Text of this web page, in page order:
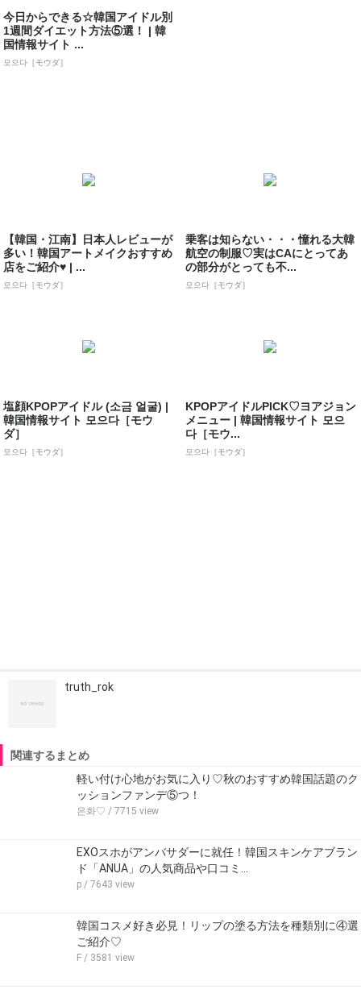
今日からできる☆韓国アイドル別
1週間ダイエット方法⑤選！ | 韓
国情報サイト ...
모으다［モウダ］
【韓国・江南】日本人レビューが
多い！韓国アートメイクおすすめ
店をご紹介♥ | ...
모으다［モウダ］
乗客は知らない・・・憧れる大韓
航空の制服♡実はCAにとってあ
の部分がとっても不...
모으다［モウダ］
塩顔KPOPアイドル (소금 얼굴) |
韓国情報サイト 모으다［モウ
ダ］
모으다［モウダ］
KPOPアイドルPICK♡ヨアジョン
メニュー | 韓国情報サイト 모으
다［モウ...
모으다［モウダ］
truth_rok
関連するまとめ
軽い付け心地がお気に入り♡秋のおすすめ韓国話題のク
ッションファンデ⑤つ！
은화♡ / 7715 view
EXOスホがアンバサダーに就任！韓国スキンケアブラン
ド「ANUA」の人気商品や口コミ…
p / 7643 view
韓国コスメ好き必見！リップの塗る方法を種類別に④選
ご紹介♡
F / 3581 view